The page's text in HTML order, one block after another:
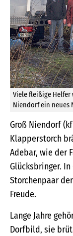
Viele fleißige Helfer
Niendorf ein neues
Groß Niendorf
Klapperstorch
Adebar, wie der
Glücksbringer.
Storchenpaar
Freude.
Lange Jahre
Dorfbild, sie